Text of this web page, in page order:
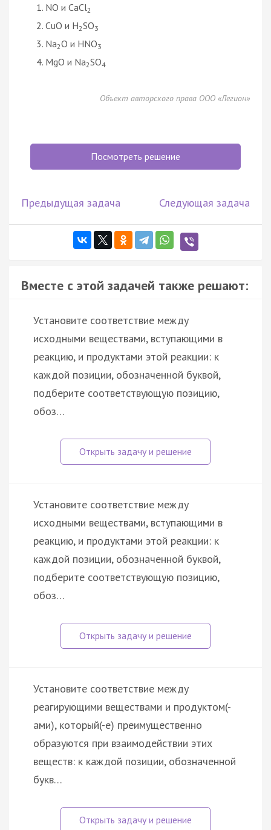
NO и CаСl2
CuO и H2SO3
Na2O и HNO3
MgO и Na2SO4
Объект авторского права ООО «Легион»
Посмотреть решение
Предыдущая задача Следующая задача
Вместе с этой задачей также решают:
Установите соответствие между
исходными веществами, вступающими в
реакцию, и продуктами этой реакции: к
каждой позиции, обозначенной буквой,
подберите соответствующую позицию,
обоз…
Установите соответствие между
исходными веществами, вступающими в
реакцию, и продуктами этой реакции: к
каждой позиции, обозначенной буквой,
подберите соответствующую позицию,
обоз…
Установите соответствие между
реагирующими веществами и продуктом(-
ами), который(-е) преимущественно
образуются при взаимодействии этих
веществ: к каждой позиции, обозначенной
букв…